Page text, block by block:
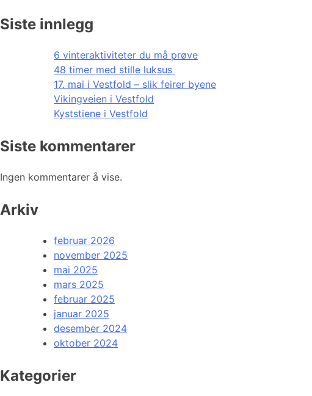
Siste innlegg
6 vinteraktiviteter du må prøve
48 timer med stille luksus
17. mai i Vestfold – slik feirer byene
Vikingveien i Vestfold
Kyststiene i Vestfold
Siste kommentarer
Ingen kommentarer å vise.
Arkiv
februar 2026
november 2025
mai 2025
mars 2025
februar 2025
januar 2025
desember 2024
oktober 2024
Kategorier